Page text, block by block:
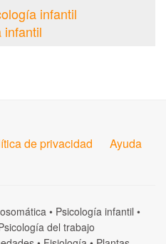
infantil
infantil
de privacidad
Ayuda
• Psicología infantil •
del trabajo